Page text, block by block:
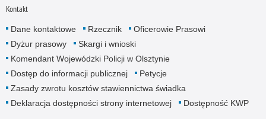
Kontakt
Dane kontaktowe Rzecznik
Oficerowie Prasowi
Dyżur prasowy
Skargi i wnioski
Komendant Wojewódzki Policji w Olsztynie
Dostęp do informacji publicznej
Petycje
Zasady zwrotu kosztów stawiennictwa świadka
Deklaracja dostępności strony internetowej
Dostępność KWP